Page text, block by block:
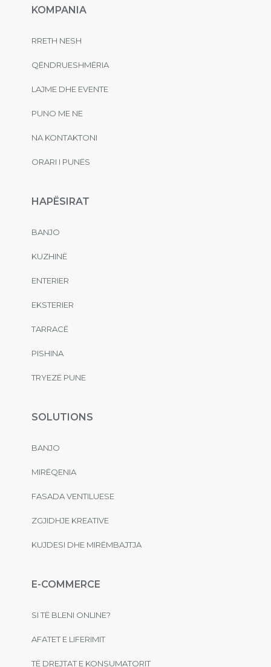
KOMPANIA
RRETH NESH
QËNDRUESHMËRIA
LAJME DHE EVENTE
PUNO ME NE
NA KONTAKTONI
ORARI I PUNËS
HAPËSIRAT
BANJO
KUZHINË
ENTERIER
EKSTERIER
TARRACË
PISHINA
TRYEZË PUNE
SOLUTIONS
BANJO
MIRËQENIA
FASADA VENTILUESE
ZGJIDHJE KREATIVE
KUJDESI DHE MIRËMBAJTJA
E-COMMERCE
SI TË BLENI ONLINE?
AFATET E LIFERIMIT
TË DREJTAT E KONSUMATORIT